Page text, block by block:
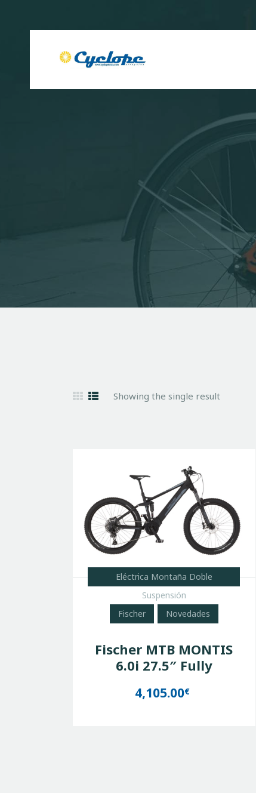
Showing the single result
Eléctrica Montaña Doble
Suspensión
Fischer
Novedades
Fischer MTB MONTIS
6.0i 27.5″ Fully
4,105.00€